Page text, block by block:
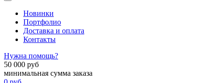
Новинки
Портфолио
Доставка и оплата
Контакты
Нужна помощь?
50 000 руб
минимальная сумма заказа